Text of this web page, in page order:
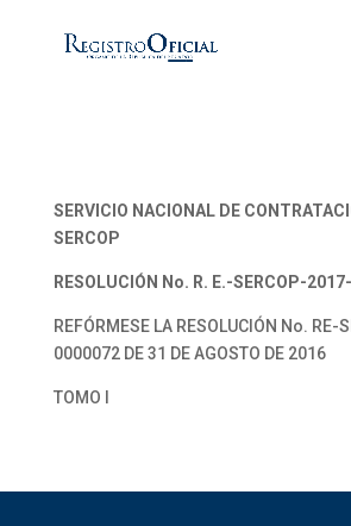
SERVICIO NACIONAL DE
SERCOP
RESOLUCIÓN No. R. E.-SERCOP-
REFÓRMESE LA RESOLUCIÓN No. RE-
0000072 DE 31 DE AGOSTO DE 2016
TOMO I